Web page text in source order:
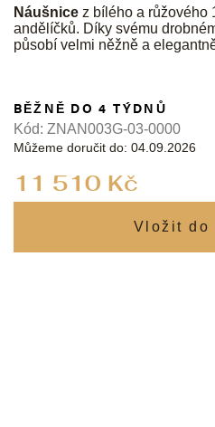
Náušnice z bílého a růžového
andělíčků. Díky svému
působí velmi něžně a
11 510 Kč
BĚŽNĚ DO 4 TÝDNŮ
Můžeme doručit do: 04.09.2026
Kód: ZNAN003G-03-0000